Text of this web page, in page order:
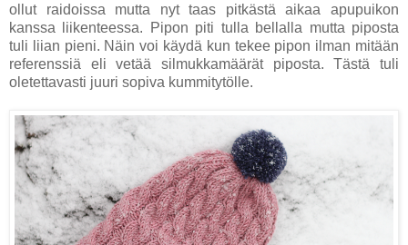
ollut raidoissa mutta nyt taas pitkästä aikaa apupuikon
kanssa liikenteessa. Pipon piti tulla bellalla mutta piposta
tuli liian pieni. Näin voi käydä kun tekee pipon ilman mitään
referenssiä eli vetää silmukkamäärät piposta. Tästä tuli
oletettavasti juuri sopiva kummitytölle.